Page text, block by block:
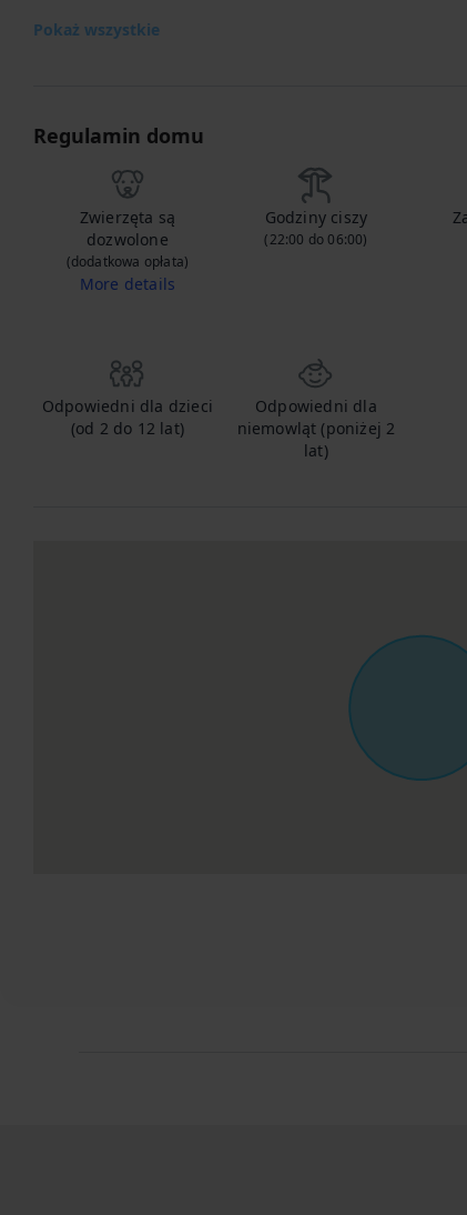
Pokaż wszystkie
Regulamin domu
Zwierzęta są
dozwolone
(dodatkowa opłata)
More details
Godziny ciszy
(22:00 do 06:00)
Odpowiedni dla dzieci
(od 2 do 12 lat)
Odpowiedni dla
niemowląt (poniżej 2
lat)